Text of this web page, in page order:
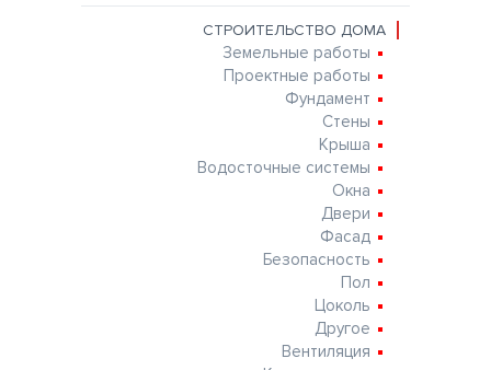
СТРОИТЕЛЬСТВО ДОМА
Земельные работы
Проектные работы
Фундамент
Стены
Крыша
Водосточные системы
Окна
Двери
Фасад
Безопасность
Пол
Цоколь
Другое
Вентиляция